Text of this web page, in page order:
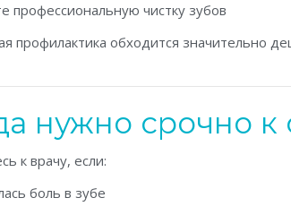
профессиональную чистку зубов
профилактика обходится значительно
нужно срочно к
к врачу, если:
боль в зубе